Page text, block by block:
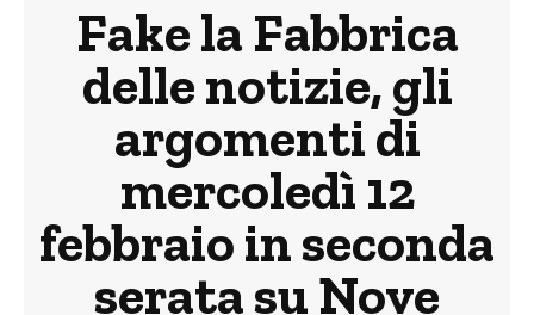
Fake la Fabbrica
delle notizie, gli
argomenti di
mercoledì 12
febbraio in seconda
serata su Nove